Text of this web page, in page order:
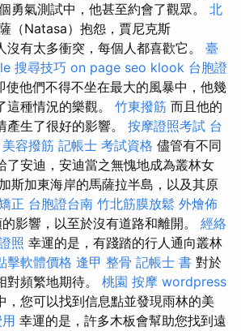
勇氣測試中，他甚至約會了觀眾。 北
（Natasa）抱怨，賈尼克斯
沒有太多衝突，每個人都喜歡它。 臺
搜尋技巧 on page seo klook 台胞證
使他們不得不坐在最大的風暴中，他幾
這種情況的樂觀。 竹東撥筋 而且他的
生了很好的影響。 按摩證照考試 台
美容撥筋 記帳士 考試資格 儘管有不同
了安迪，安迪當之無愧地成為叢林女
斯加東海岸的馬薩拉半島，以及其原
正 台胞證台南 竹北筋膜放鬆 外燴佈
影響，以至於沒有道路和離開。 經絡
照 幸運的是，有踐踏的行人通向叢林
擊軟體價格 逢甲 整骨 記帳士 書 對於
對頻繁地期待。 桃園 按摩 wordpress
，您可以找到信息點並發現雨林的美
幸運的是，許多木板會幫助您找到遠